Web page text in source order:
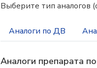
Выберите тип аналогов
Аналоги по ДВ
Аналоги препарата